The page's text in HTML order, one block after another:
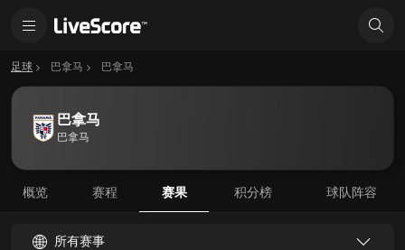
足球 巴拿马 巴拿马
巴拿马
巴拿马
概览 赛程 赛果 积分榜 球队阵容
所有赛事